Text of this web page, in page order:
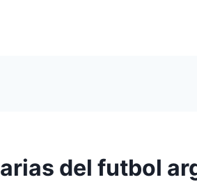
del futbol